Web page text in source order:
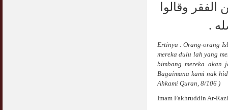
وقالوا
.
Ertinya : Orang-orang
mereka dulu lah yang
bimbang mereka akan
Bagaimana kami nak
Ahkami Quran, 8/106 )
Imam Fakhruddin Ar-